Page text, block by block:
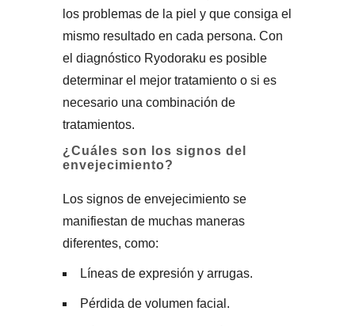
los problemas de la piel y que consiga el
mismo resultado en cada persona. Con
el diagnóstico Ryodoraku es posible
determinar el mejor tratamiento o si es
necesario una combinación de
tratamientos.
¿Cuáles son los signos del
envejecimiento?
Los signos de envejecimiento se
manifiestan de muchas maneras
diferentes, como:
Líneas de expresión y arrugas.
Pérdida de volumen facial.